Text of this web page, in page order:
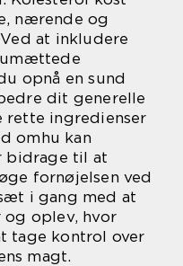
nærende og
at inkludere
umættede
opnå en sund
dit generelle
rette ingredienser
omhu kan
bidrage til at
fornøjelsen ved
i gang med at
oplev, hvor
tage kontrol over
magt.